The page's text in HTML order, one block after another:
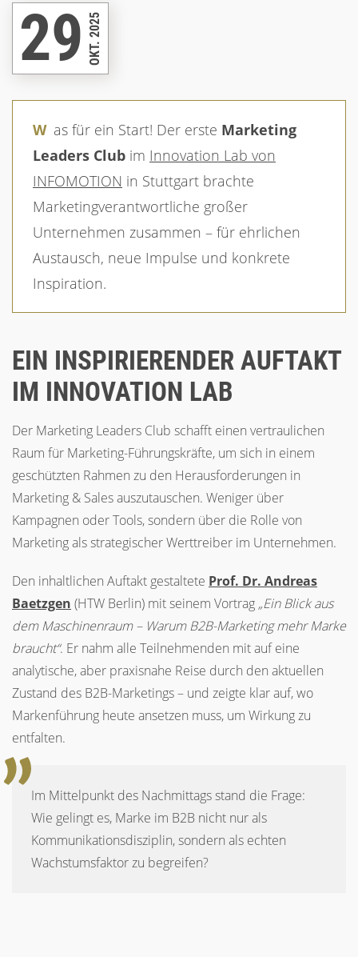
29OKT. 2025
Was für ein Start! Der erste Marketing
Leaders Club im Innovation Lab von
INFOMOTION in Stuttgart brachte
Marketingverantwortliche großer
Unternehmen zusammen – für ehrlichen
Austausch, neue Impulse und konkrete
Inspiration.
EIN INSPIRIERENDER AUFTAKT
IM INNOVATION LAB
Der Marketing Leaders Club schafft einen vertraulichen
Raum für Marketing-Führungskräfte, um sich in einem
geschützten Rahmen zu den Herausforderungen in
Marketing & Sales auszutauschen. Weniger über
Kampagnen oder Tools, sondern über die Rolle von
Marketing als strategischer Werttreiber im Unternehmen.
Den inhaltlichen Auftakt gestaltete Prof. Dr. Andreas
Baetzgen (HTW Berlin) mit seinem Vortrag „Ein Blick aus
dem Maschinenraum – Warum B2B-Marketing mehr Marke
braucht“. Er nahm alle Teilnehmenden mit auf eine
analytische, aber praxisnahe Reise durch den aktuellen
Zustand des B2B-Marketings – und zeigte klar auf, wo
Markenführung heute ansetzen muss, um Wirkung zu
entfalten.
Im Mittelpunkt des Nachmittags stand die Frage:
Wie gelingt es, Marke im B2B nicht nur als
Kommunikationsdisziplin, sondern als echten
Wachstumsfaktor zu begreifen?